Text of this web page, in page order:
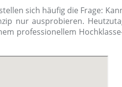
sich häufig die Frage:
nur ausprobieren.
professionellem